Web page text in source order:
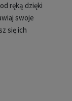
ręką dzięki
swoje
się ich